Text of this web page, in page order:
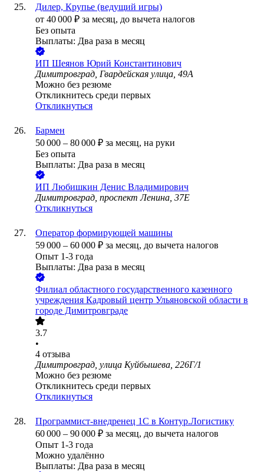
Дилер, Крупье (ведущий игры)
от 40 000 ₽ за месяц, до вычета налогов
Без опыта
Выплаты: Два раза в месяц
ИП Шеянов Юрий Константинович
Димитровград, Гвардейская улица, 49А
Можно без резюме
Откликнитесь среди первых
Откликнуться
Бармен
50 000 – 80 000 ₽ за месяц, на руки
Без опыта
Выплаты: Два раза в месяц
ИП Любишкин Денис Владимирович
Димитровград, проспект Ленина, 37Е
Откликнуться
Оператор формирующей машины
59 000 – 60 000 ₽ за месяц, до вычета налогов
Опыт 1-3 года
Выплаты: Два раза в месяц
Филиал областного государственного казенного
учреждения Кадровый центр Ульяновской области в
городе Димитровграде
3.7
•
4 отзыва
Димитровград, улица Куйбышева, 226Г/1
Можно без резюме
Откликнитесь среди первых
Откликнуться
Программист-внедренец 1С в Контур.Логистику
60 000 – 90 000 ₽ за месяц, до вычета налогов
Опыт 1-3 года
Можно удалённо
Выплаты: Два раза в месяц